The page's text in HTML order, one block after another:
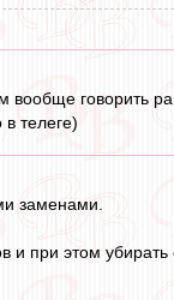
вообще говорить
телеге)
заменами.
при этом